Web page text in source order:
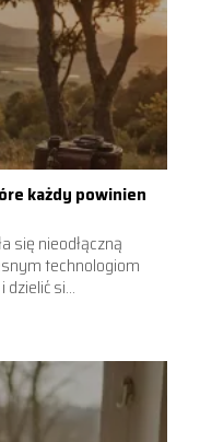
każdy powinien
się nieodłączną
technologiom
si...